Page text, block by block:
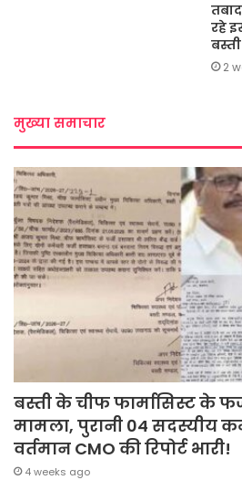
रहे
2
मुख्या समाचार
बस्ती के चीफ फार्मासिस्ट के
मामला, पुरानी 04 सदस्यीय
वर्तमान CMO की रिपोर्ट भारी!
4 weeks ago